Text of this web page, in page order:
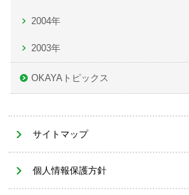
2004年
2003年
OKAYAトピックス
サイトマップ
個人情報保護方針